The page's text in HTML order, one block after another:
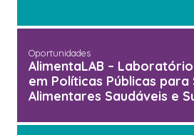
Oportunidades
AlimentaLAB –
em Políticas Públicas para
Alimentares Saudáveis e